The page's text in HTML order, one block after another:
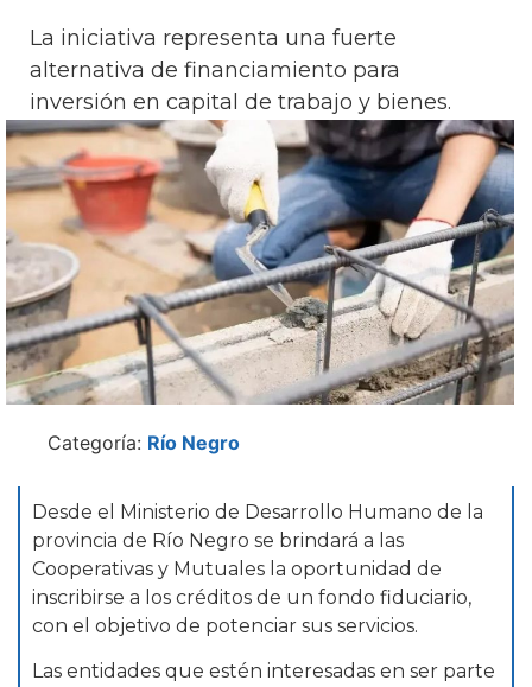
La iniciativa representa una fuerte
alternativa de financiamiento para
inversión en capital de trabajo y bienes.
Categoría: Río Negro
Desde el Ministerio de Desarrollo Humano de la
provincia de Río Negro se brindará a las
Cooperativas y Mutuales la oportunidad de
inscribirse a los créditos de un fondo fiduciario,
con el objetivo de potenciar sus servicios.
Las entidades que estén interesadas en ser parte